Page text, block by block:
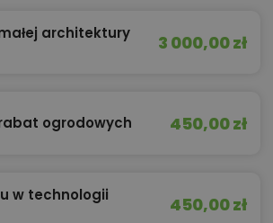
architektury
3 000,00 zł
ogrodowych 450,00 zł
w technologii
450,00 zł